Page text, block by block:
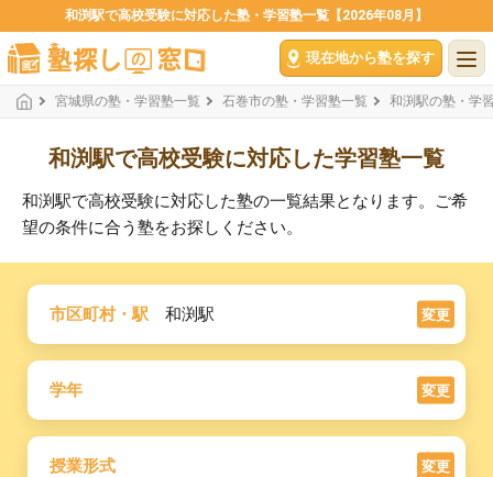
和渕駅で高校受験に対応した塾・学習塾一覧【2026年08月】
現在地から塾を探す
宮城県の塾・学習塾一覧 石巻市の塾・学習塾一覧 和渕駅の塾・学
和渕駅で高校受験に対応した学習塾一覧
和渕駅で高校受験に対応した塾の一覧結果となります。ご希
望の条件に合う塾をお探しください。
市区町村・駅 和渕駅 変更
学年 変更
授業形式 変更